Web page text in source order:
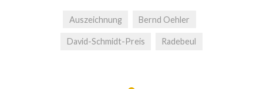
Auszeichnung Bernd Oehler
David-Schmidt-Preis Radebeul